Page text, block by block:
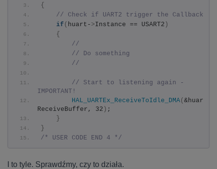
{
// Check if UART2 trigger the Callback
if ( huart- >Instance == USART2 )
{
//
// Do something
//
// Start to listening again -
IMPORTANT!
HAL_UARTEx_ReceiveToIdle_DMA( &huart2,
ReceiveBuffer, 32 ) ;
}
}
/* USER CODE END 4 */
I to tyle. Sprawdźmy, czy to działa.